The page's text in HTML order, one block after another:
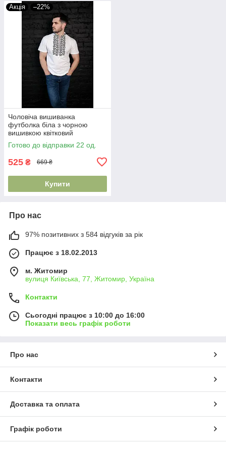
Акція –22%
Чоловіча вишиванка
футболка біла з чорною
вишивкою квітковий
орнамент хрестиком
машинна
Готово до відправки 22 од.
525 ₴ 669 ₴
Купити
Про нас
97% позитивних з 584 відгуків за рік
Працює з 18.02.2013
м. Житомир
вулиця Київська, 77, Житомир, Україна
Контакти
Сьогодні працює з 10:00 до 16:00
Показати весь графік роботи
Про нас
Контакти
Доставка та оплата
Графік роботи